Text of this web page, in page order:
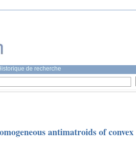
de recherche
antimatroids of